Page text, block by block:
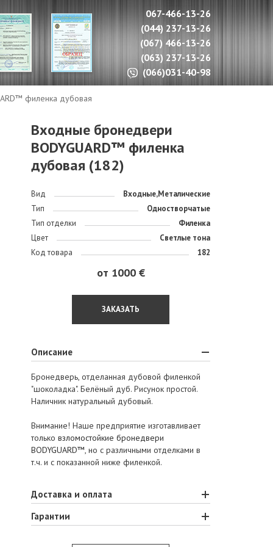
067-466-13-26
(044) 237-13-26
(067) 466-13-26
(063) 237-13-26
(066)031-40-98
филенка дубовая
Входные бронедвери
BODYGUARD™ филенка
дубовая (182)
Вид
Входные,Металические
Тип
Одностворчатые
Тип отделки
Филенка
Цвет
Светлые тона
Код товара
182
от 1000 €
ЗАКАЗАТЬ
Описание
Бронедверь, отделанная дубовой филенкой
"шоколадка". Белёный дуб. Рисунок простой.
Наличник натуральный дубовый.
Внимание! Наше предприятие изготавливает
только взломостойкие бронедвери
BODYGUARD™, но с различными отделками в
т.ч. и с показанной ниже филенкой.
Доставка и оплата
ООО «Весь мир бронедверей» производит и
бронированных дверей по всей территории
Гарантии